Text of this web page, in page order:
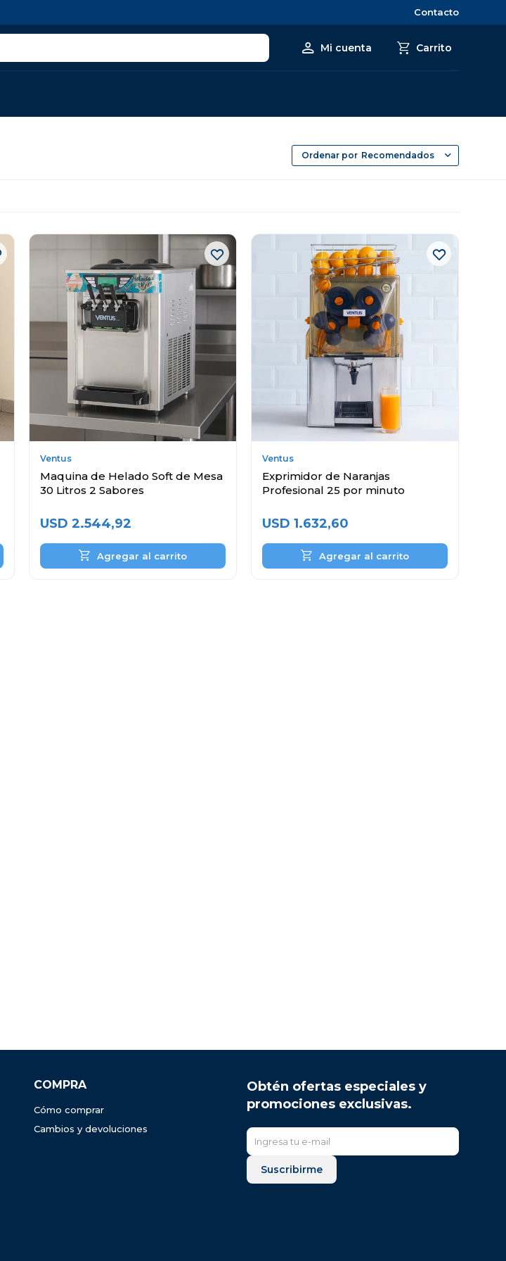
Contacto
Recomendados
Ventus
Maquina de Helado Soft de Mesa
30 Litros 2 Sabores
USD 2.544,92
Ventus
Exprimidor de Naranjas
Profesional 25 por minuto
USD 1.632,60
COMPRA
Cómo comprar
Cambios y devoluciones
Obtén ofertas especiales y
promociones exclusivas.
Suscribirme